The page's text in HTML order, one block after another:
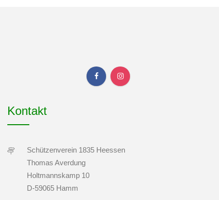
Kontakt
Schützenverein 1835 Heessen
Thomas Averdung
Holtmannskamp 10
D-59065 Hamm